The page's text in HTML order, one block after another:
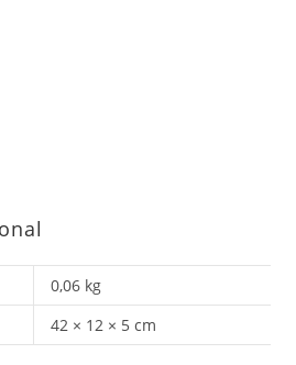
0,06 kg
42 × 12 × 5 cm